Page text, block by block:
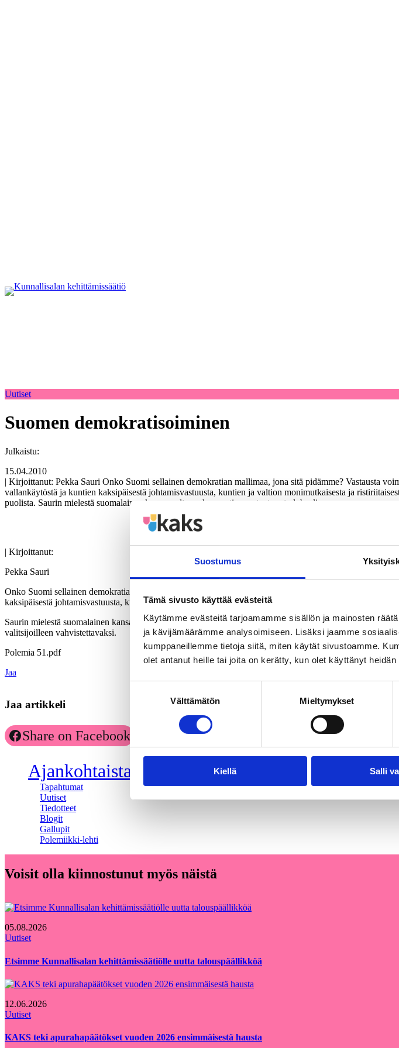
Suostumus
Tämä sivusto käyttää evästeitä
Käytämme evästeitä tarjoamamme sisällön ja mainosten
ja kävijämäärämme analysoimiseen. Lisäksi jaamme
kumppaneillemme tietoja siitä, miten käytät sivustoamme.
olet antanut heille tai joita on kerätty, kun olet käyttänyt heidän
Välttämätön Mieltymykset
Kiellä Salli
Uutiset
Suomen demokratisoiminen
Julkaistu:
15.04.2010
| Kirjoittanut: Pekka Sauri Onko Suomi sellainen demokratian mallimaa, jona sitä pidämme? Vastausta
vallankäytöstä ja kuntien kaksipäisestä johtamisvastuusta, kuntien ja valtion monimutkaisesta ja
puolista. Saurin mielestä suomalainen kansanvalta on huonosti varustautunut globaalisen…
| Kirjoittanut:
Pekka Sauri
Onko Suomi sellainen demokratian mallimaa, jona sitä pidämme? Vastausta voimme miettiä uudelleen
kaksipäisestä johtamisvastuusta, kuntien ja valtion monimutkaisesta ja ristiriitaisesta suhteesta,
Saurin mielestä suomalainen kansanvalta on huonosti varustautunut globaalisen maailman ja sen
valitsijoilleen vahvistettavaksi.
Polemia 51.pdf
Jaa
Jaa artikkeli
Share on Facebook Share on LinkedIn Email this Page
Ajankohtaista
Tapahtumat
Uutiset
Tiedotteet
Blogit
Gallupit
Polemiikki-lehti
Voisit olla kiinnostunut myös näistä
05.08.2026
Uutiset
Etsimme Kunnallisalan kehittämissäätiölle uutta talouspäällikköä
12.06.2026
Uutiset
KAKS teki apurahapäätökset vuoden 2026 ensimmäisestä hausta